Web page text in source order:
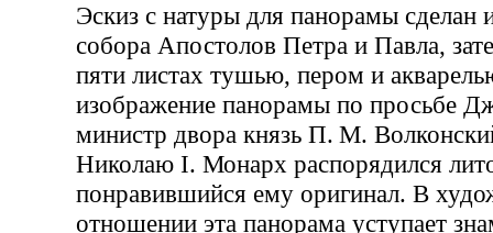
Эскиз с натуры для панорамы сделан
собора Апостолов Петра и Павла,
пяти листах тушью, пером и
изображение панорамы по просьбе
министр двора князь П. М.
Николаю I. Монарх распорядился
понравившийся ему оригинал. В
отношении эта панорама уступает